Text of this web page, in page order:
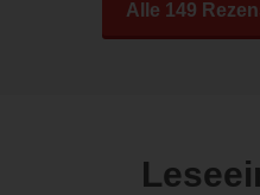
Alle 149